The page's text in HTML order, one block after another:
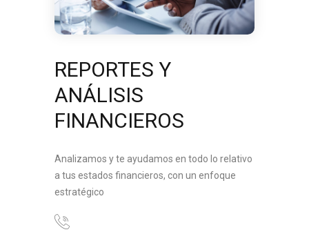
REPORTES Y
ANÁLISIS
FINANCIEROS
Analizamos y te ayudamos en todo lo relativo
a tus estados financieros, con un enfoque
estratégico